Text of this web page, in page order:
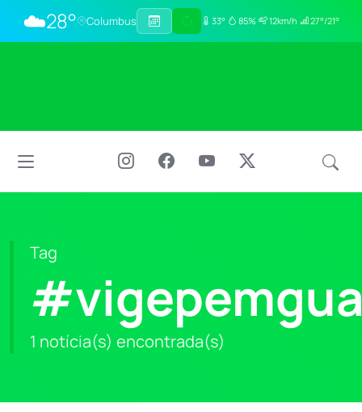
☁️28° Columbus 33° 85% 12km/h 27°/21°
Tag
1 notícia(s) encontrada(s)